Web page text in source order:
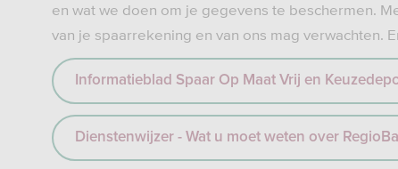
en wat we doen om je gegevens te beschermen.
van je spaarrekening en van ons mag verwachten.
Informatieblad Spaar Op Maat Vrij en
Dienstenwijzer - Wat u moet weten over